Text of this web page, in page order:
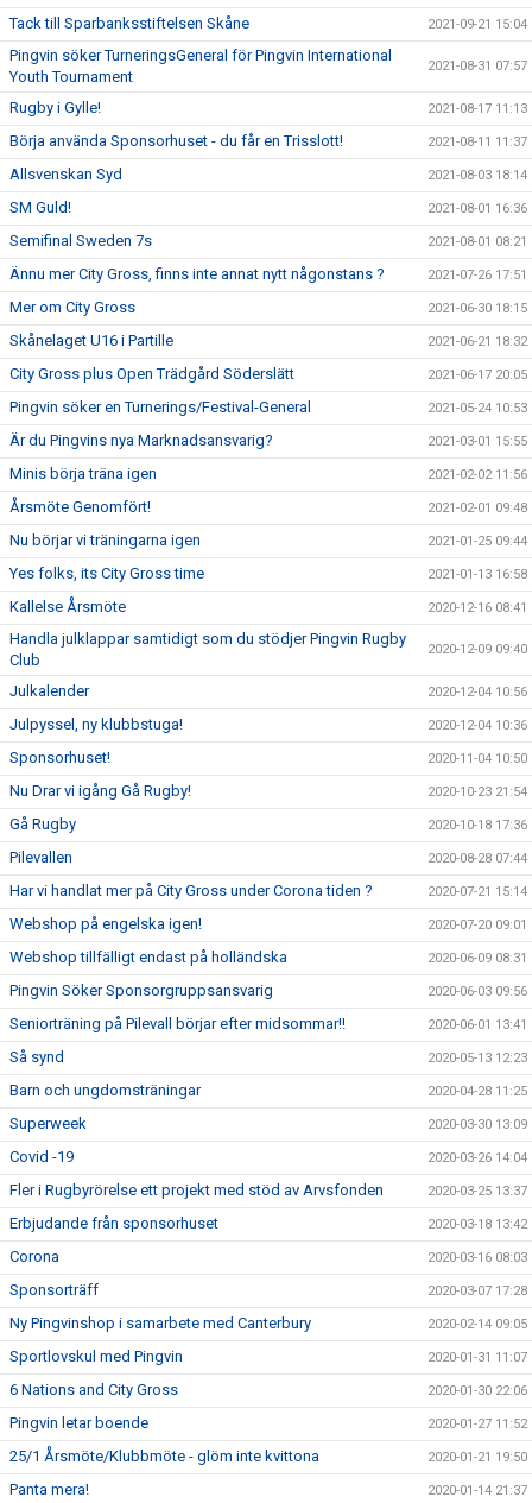
Tack till Sparbanksstiftelsen Skåne 2021-09-21 15:04
Pingvin söker TurneringsGeneral för Pingvin International
Youth Tournament
2021-08-31 07:57
Rugby i Gylle! 2021-08-17 11:13
Börja använda Sponsorhuset - du får en Trisslott! 2021-08-11 11:37
Allsvenskan Syd 2021-08-03 18:14
SM Guld! 2021-08-01 16:36
Semifinal Sweden 7s 2021-08-01 08:21
Ännu mer City Gross, finns inte annat nytt någonstans ? 2021-07-26 17:51
Mer om City Gross 2021-06-30 18:15
Skånelaget U16 i Partille 2021-06-21 18:32
City Gross plus Open Trädgård Söderslätt 2021-06-17 20:05
Pingvin söker en Turnerings/Festival-General 2021-05-24 10:53
Är du Pingvins nya Marknadsansvarig? 2021-03-01 15:55
Minis börja träna igen 2021-02-02 11:56
Årsmöte Genomfört! 2021-02-01 09:48
Nu börjar vi träningarna igen 2021-01-25 09:44
Yes folks, its City Gross time 2021-01-13 16:58
Kallelse Årsmöte 2020-12-16 08:41
Handla julklappar samtidigt som du stödjer Pingvin Rugby
Club
2020-12-09 09:40
Julkalender 2020-12-04 10:56
Julpyssel, ny klubbstuga! 2020-12-04 10:36
Sponsorhuset! 2020-11-04 10:50
Nu Drar vi igång Gå Rugby! 2020-10-23 21:54
Gå Rugby 2020-10-18 17:36
Pilevallen 2020-08-28 07:44
Har vi handlat mer på City Gross under Corona tiden ? 2020-07-21 15:14
Webshop på engelska igen! 2020-07-20 09:01
Webshop tillfälligt endast på holländska 2020-06-09 08:31
Pingvin Söker Sponsorgruppsansvarig 2020-06-03 09:56
Seniorträning på Pilevall börjar efter midsommar!! 2020-06-01 13:41
Så synd 2020-05-13 12:23
Barn och ungdomsträningar 2020-04-28 11:25
Superweek 2020-03-30 13:09
Covid -19 2020-03-26 14:04
Fler i Rugbyrörelse ett projekt med stöd av Arvsfonden 2020-03-25 13:37
Erbjudande från sponsorhuset 2020-03-18 13:42
Corona 2020-03-16 08:03
Sponsorträff 2020-03-07 17:28
Ny Pingvinshop i samarbete med Canterbury 2020-02-14 09:05
Sportlovskul med Pingvin 2020-01-31 11:07
6 Nations and City Gross 2020-01-30 22:06
Pingvin letar boende 2020-01-27 11:52
25/1 Årsmöte/Klubbmöte - glöm inte kvittona 2020-01-21 19:50
Panta mera! 2020-01-14 21:37